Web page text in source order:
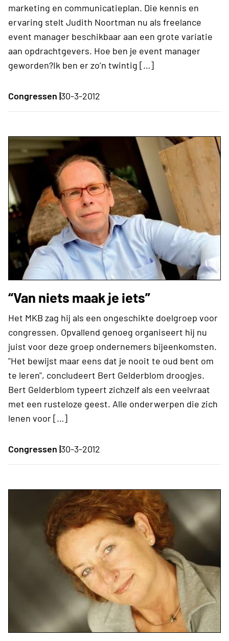
marketing en communicatieplan. Die kennis en
ervaring stelt Judith Noortman nu als freelance
event manager beschikbaar aan een grote variatie
aan opdrachtgevers. Hoe ben je event manager
geworden?Ik ben er zo’n twintig […]
Congressen |30-3-2012
“Van niets maak je iets”
Het MKB zag hij als een ongeschikte doelgroep voor
congressen. Opvallend genoeg organiseert hij nu
juist voor deze groep ondernemers bijeenkomsten.
"Het bewijst maar eens dat je nooit te oud bent om
te leren", concludeert Bert Gelderblom droogjes.
Bert Gelderblom typeert zichzelf als een veelvraat
met een rusteloze geest. Alle onderwerpen die zich
lenen voor […]
Congressen |30-3-2012